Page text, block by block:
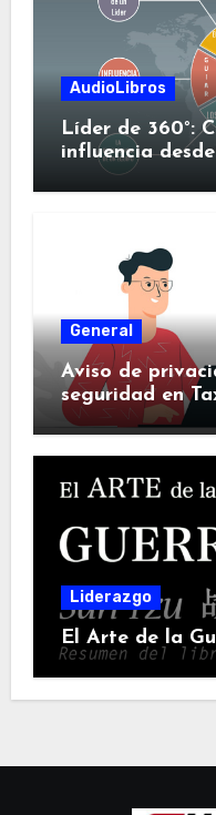
AudioLibros
Líder de 360°:
influencia
su organización
General
Aviso de
seguridad en
Liderazgo
El Arte de la